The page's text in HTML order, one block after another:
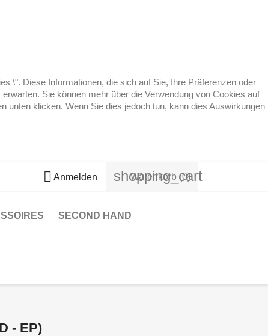
\". Diese Informationen, die sich auf Sie, Ihre Präferenzen oder
Sie können mehr über die Verwendung von Cookies auf
unten klicken. Wenn Sie dies jedoch tun, kann dies Auswirkungen
 Anmelden shopping_cart
Warenkorb (0)
SECOND HAND
- EP)